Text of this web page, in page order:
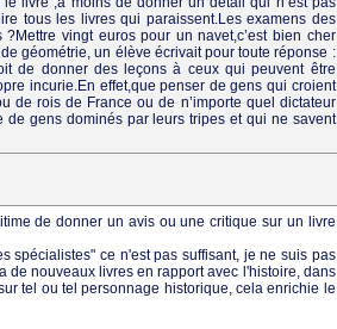
tous les livres qui paraissent.Les examens des
vingt euros pour un navet,c’est bien cher
géométrie, un élève écrivait pour toute réponse :
de donner des leçons à ceux qui peuvent être
incurie.En effet,que penser de gens qui croient
de rois de France ou de n’importe quel dictateur
de gens dominés par leurs tripes et qui ne savent
de donner un avis ou une critique sur un livre
spécialistes" ce n'est pas suffisant, je ne suis pas
de nouveaux livres en rapport avec l'histoire, dans
tel ou tel personnage historique, cela enrichie le